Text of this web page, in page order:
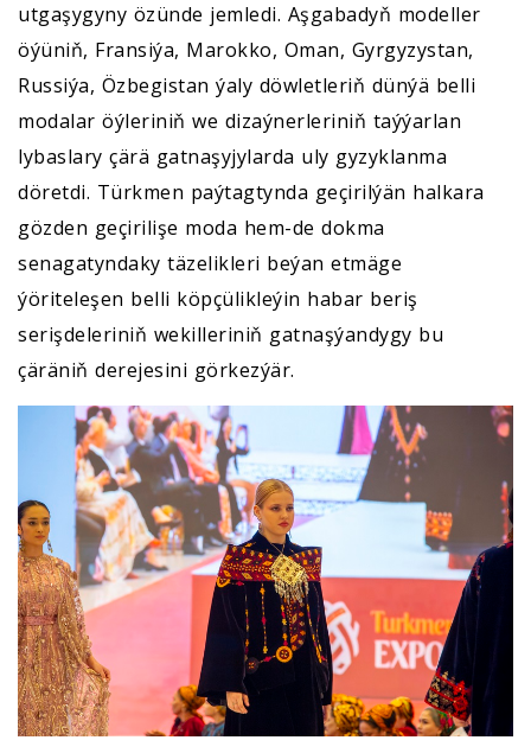
utgaşygyny özünde jemledi. Aşgabadyň modeller
öýüniň, Fransiýa, Marokko, Oman, Gyrgyzystan,
Russiýa, Özbegistan ýaly döwletleriň dünýä belli
modalar öýleriniň we dizaýnerleriniň taýýarlan
lybaslary çärä gatnaşyjylarda uly gyzyklanma
döretdi. Türkmen paýtagtynda geçirilýän halkara
gözden geçirilişe moda hem-de dokma
senagatyndaky täzelikleri beýan etmäge
ýöriteleşen belli köpçülikleýin habar beriş
serişdeleriniň wekilleriniň gatnaşýandygy bu
çäräniň derejesini görkezýär.